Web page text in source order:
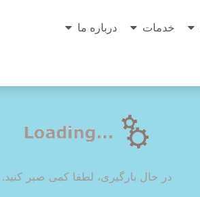
خدمات درباره ما
در حال بارگیری، لطفا کمی صبر کنید.